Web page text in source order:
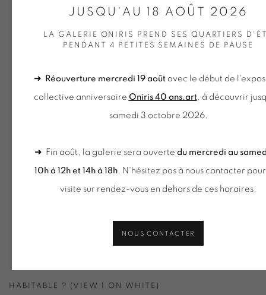
HABITABLE ? (VIEW 1 ON WHITE)
JUSQU'AU 18 AOÛT 2026
LA GALERIE ONIRIS PREND SES QUARTIERS
PENDANT 4 PETITES SEMAINES DE PAUSE
➜ Réouverture mercredi 19 aoûtavec le début de
collective anniversaire Oniris 40 ans.art, à découvrir
samedi 3 octobre 2026.
➜ Fin août, la galerie sera ouverte du mercredi au
10h à 12h et 14h à 18h. N'hésitez pas à nous contacter
visite sur rendez-vous en dehors de ces horaires.
NOUS CONTACTER